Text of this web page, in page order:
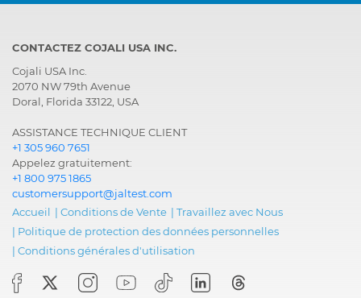
CONTACTEZ COJALI USA INC.
Cojali USA Inc.
2070 NW 79th Avenue
Doral, Florida 33122, USA
ASSISTANCE TECHNIQUE CLIENT
+1 305 960 7651
Appelez gratuitement:
+1 800 975 1865
customersupport@jaltest.com
Accueil | Conditions de Vente | Travaillez avec Nous
| Politique de protection des données personnelles
| Conditions générales d'utilisation